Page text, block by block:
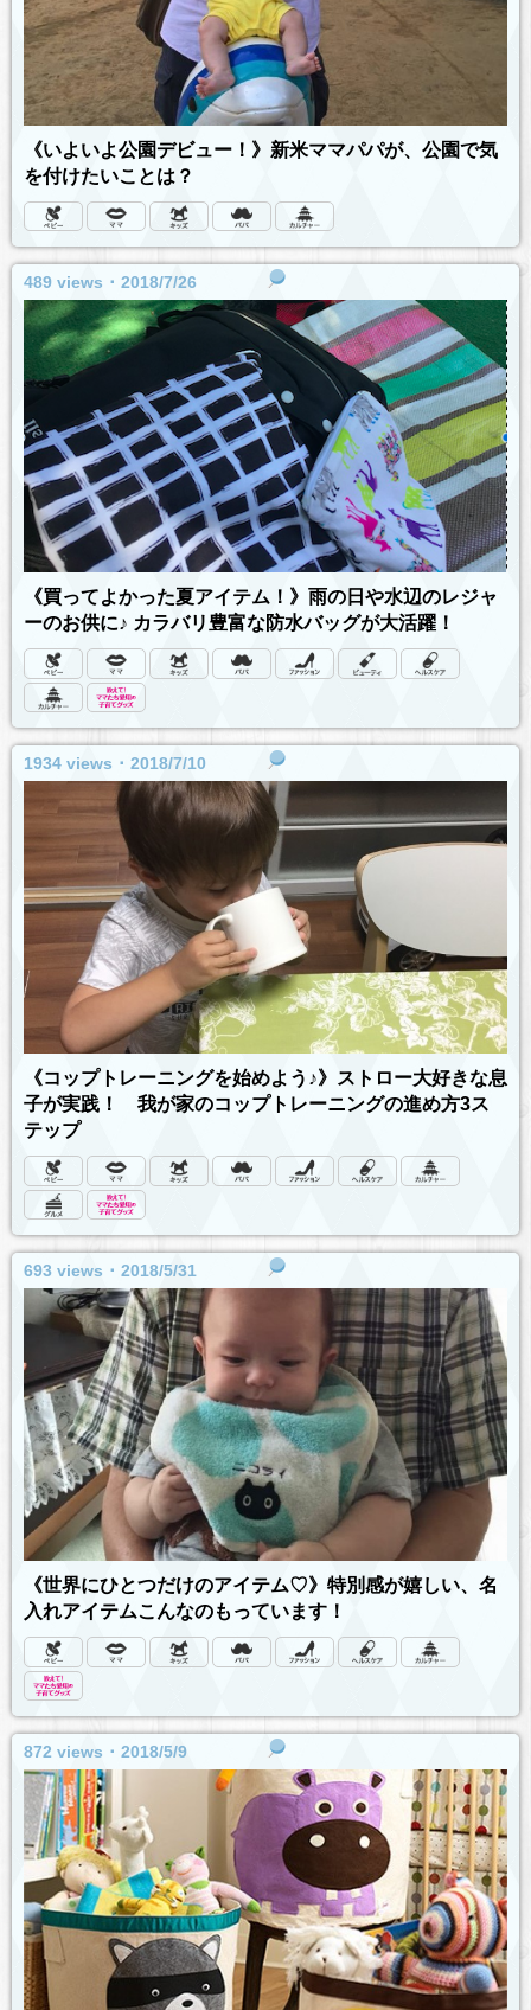
《いよいよ公園デビュー！》新米ママパパが、公園で気
を付けたいことは？
489 views ･ 2018/7/26
《買ってよかった夏アイテム！》雨の日や水辺のレジャ
ーのお供に♪ カラバリ豊富な防水バッグが大活躍！
1934 views ･ 2018/7/10
《コップトレーニングを始めよう♪》ストロー大好きな息
子が実践！ 我が家のコップトレーニングの進め方3ス
テップ
693 views ･ 2018/5/31
《世界にひとつだけのアイテム♡》特別感が嬉しい、名
入れアイテムこんなのもっています！
872 views ･ 2018/5/9